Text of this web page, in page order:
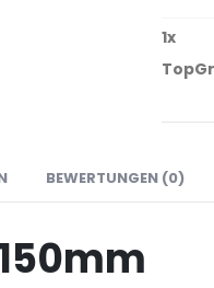
1x
BEWERTUNGEN (0)